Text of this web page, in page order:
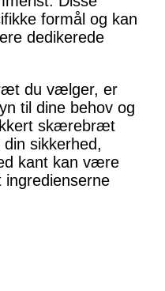
formål og kan
dedikerede
du vælger, er
til dine behov og
skærebræt
sikkerhed,
kant kan være